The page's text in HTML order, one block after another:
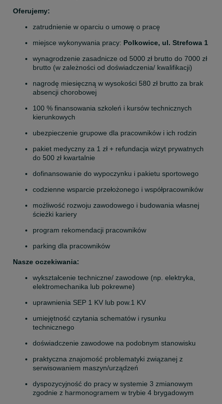
Oferujemy:
zatrudnienie w oparciu o umowę o pracę
miejsce wykonywania pracy: Polkowice, ul. Strefowa 1
wynagrodzenie zasadnicze od 5000 zł brutto do 7000 zł
brutto (w zależności od doświadczenia/ kwalifikacji)
nagrodę miesięczną w wysokości 580 zł brutto za brak
absencji chorobowej
100 % finansowania szkoleń i kursów technicznych
kierunkowych
ubezpieczenie grupowe dla pracowników i ich rodzin
pakiet medyczny za 1 zł + refundacja wizyt prywatnych
do 500 zł kwartalnie
dofinansowanie do wypoczynku i pakietu sportowego
codzienne wsparcie przełożonego i współpracowników
możliwość rozwoju zawodowego i budowania własnej
ścieżki kariery
program rekomendacji pracowników
parking dla pracowników
Nasze oczekiwania:
wykształcenie techniczne/ zawodowe (np. elektryka,
elektromechanika lub pokrewne)
uprawnienia SEP 1 KV lub pow.1 KV
umiejętność czytania schematów i rysunku
technicznego
doświadczenie zawodowe na podobnym stanowisku
praktyczna znajomość problematyki związanej z
serwisowaniem maszyn/urządzeń
dyspozycyjność do pracy w systemie 3 zmianowym
zgodnie z harmonogramem w trybie 4 brygadowym